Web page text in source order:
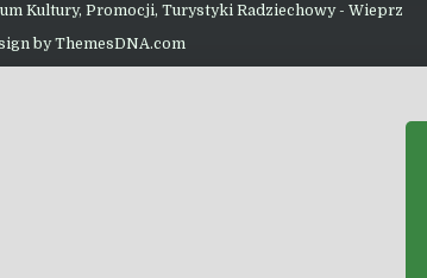
Kultury, Promocji, Turystyki Radziechowy - Wieprz
by ThemesDNA.com